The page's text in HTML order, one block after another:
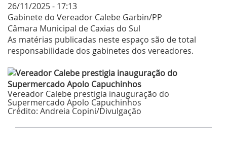
26/11/2025 - 17:13
Gabinete do Vereador Calebe Garbin/PP
Câmara Municipal de Caxias do Sul
As matérias publicadas neste espaço são de total
responsabilidade dos gabinetes dos vereadores.
Vereador Calebe prestigia inauguração do
Supermercado Apolo Capuchinhos
Crédito: Andreia Copini/Divulgação